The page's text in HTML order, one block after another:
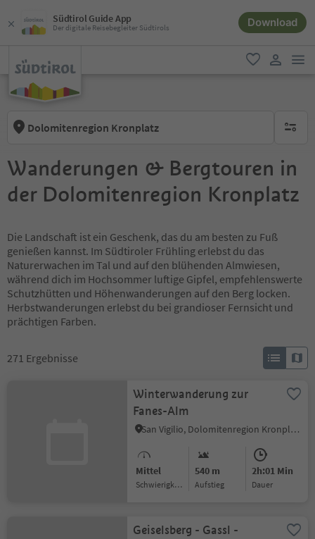
Südtirol Guide App
Der digitale Reisebegleiter Südtirols Download
favorit
Dolomitenregion Kronplatz keine
Wanderungen & Bergtouren in
der Dolomitenregion Kronplatz
Die Landschaft ist ein Geschenk, das du am besten zu Fuß
genießen kannst. Im Südtiroler Frühling erlebst du das
Naturerwachen im Tal und auf den blühenden Almwiesen,
während dich im Hochsommer luftige Gipfel, empfehlenswerte
Schutzhütten und Höhenwanderungen auf den Berg locken.
Herbstwanderungen erlebst du bei grandioser Fernsicht und
prächtigen Farben.
271 Ergebnisse
Winterwanderung zur
Fanes-Alm
San Vigilio, Dolomitenregion Kronplatz
Mittel
Schwierigkeitsgrad
540 m
Aufstieg
2h:01 Min
Dauer
Geiselsberg - Gassl -